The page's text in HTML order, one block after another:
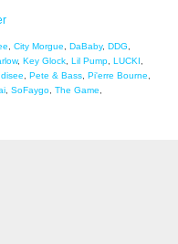
, City Morgue, DaBaby, DDG,
, Key Glock, Lil Pump, LUCKI ,
, Pete & Bass, Pi'erre Bourne,
, SoFaygo, The Game,